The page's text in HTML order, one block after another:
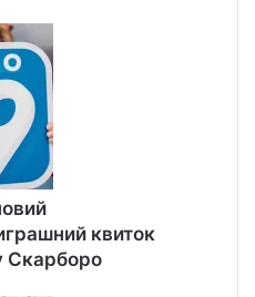
квиток
Скарборо